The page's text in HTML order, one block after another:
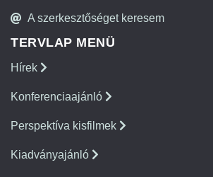
A szerkesztőséget keresem
TERVLAP MENÜ
Hírek
Konferenciaajánló
Perspektíva kisfilmek
Kiadványajánló